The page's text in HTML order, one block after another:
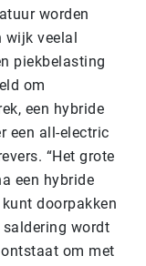
worden
wijk veelal
piekbelasting
om
een hybride
een all-electric
“Het grote
een hybride
doorpakken
wordt
om met